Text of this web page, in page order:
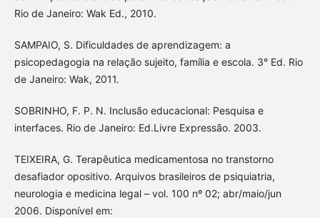
Rio de Janeiro: Wak Ed., 2010.
SAMPAIO, S. Dificuldades de aprendizagem: a
psicopedagogia na relação sujeito, família e escola. 3° Ed. Rio
de Janeiro: Wak, 2011.
SOBRINHO, F. P. N. Inclusão educacional: Pesquisa e
interfaces. Rio de Janeiro: Ed.Livre Expressão. 2003.
TEIXEIRA, G. Terapêutica medicamentosa no transtorno
desafiador opositivo. Arquivos brasileiros de psiquiatria,
neurologia e medicina legal – vol. 100 nº 02; abr/maio/jun
2006. Disponível em: